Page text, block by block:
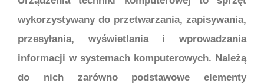
wykorzystywany do przetwarzania, zapisywania,
przesyłania, wyświetlania i wprowadzania
informacji w systemach komputerowych. Należą
do nich zarówno podstawowe elementy